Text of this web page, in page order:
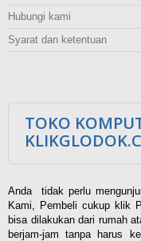
Hubungi kami
Syarat dan ketentuan
TOKO
Anda tidak perlu
Kami, Pembeli cukup klik
bisa dilakukan dari rumah
berjam-jam tanpa harus